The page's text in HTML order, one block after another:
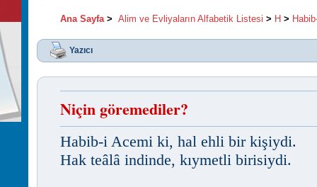
Ana Sayfa> Alim ve Evliyaların Alfabetik Listesi > H >
Yazıcı
Niçin göremediler?
Habib-i Acemi ki, hal ehli bir kişiydi.
Hak teâlâ indinde, kıymetli birisiydi.